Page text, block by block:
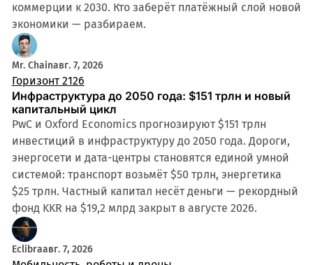
коммерции к 2030. Кто заберёт платёжный слой новой
экономики — разбираем.
Mr. Chainавг. 7, 2026
Горизонт 2126
Инфраструктура до 2050 года: $151 трлн и новый
капитальный цикл
PwC и Oxford Economics прогнозируют $151 трлн
инвестиций в инфраструктуру до 2050 года. Дороги,
энергосети и дата-центры становятся единой умной
системой: транспорт возьмёт $50 трлн, энергетика
$25 трлн. Частный капитал несёт деньги — рекордный
фонд KKR на $19,2 млрд закрыт в августе 2026.
Eclibraавг. 7, 2026